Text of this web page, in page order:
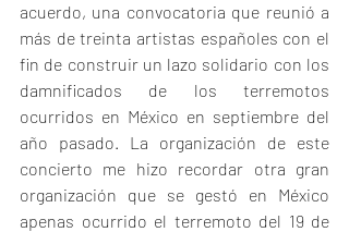
acuerdo, una convocatoria que reunió a
más de treinta artistas españoles con el
fin de construir un lazo solidario con los
damnificados de los terremotos
ocurridos en México en septiembre del
año pasado. La organización de este
concierto me hizo recordar otra gran
organización que se gestó en México
apenas ocurrido el terremoto del 19 de